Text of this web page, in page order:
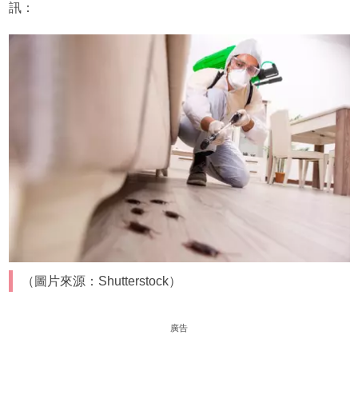
訊：
（圖片來源：Shutterstock）
廣告